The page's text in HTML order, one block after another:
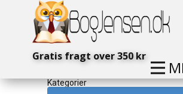
Gratis fragt over 350 kr
Kategorier